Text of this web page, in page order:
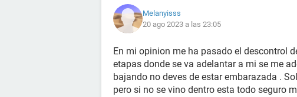
Melanyisss
20 ago 2023 a las 23:05
En mi opinion me ha pasado el descontrol
etapas donde se va adelantar a mi se me
bajando no deves de estar embarazada .
pero si no se vino dentro esta todo seguro